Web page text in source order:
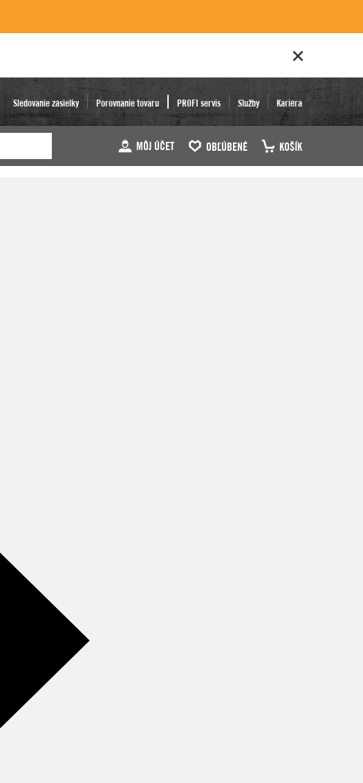
Sledovanie zásielky Porovnanie tovaru PROFI servis Služby Kariéra
MÔJ ÚČET OBĽÚBENÉ KOŠÍK